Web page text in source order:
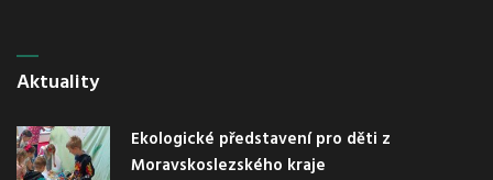
Aktuality
Ekologické představení pro děti z
Moravskoslezského kraje